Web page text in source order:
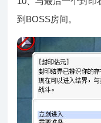
到BOSS房间。